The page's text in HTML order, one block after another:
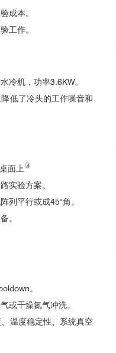
成本。
工作。
机，功率3.6KW。
低了冷头的工作噪音和
面上 ③
实验方案。
列平行或成45°角。
。
。
干燥氮气冲洗。
温度稳定性、系统真空